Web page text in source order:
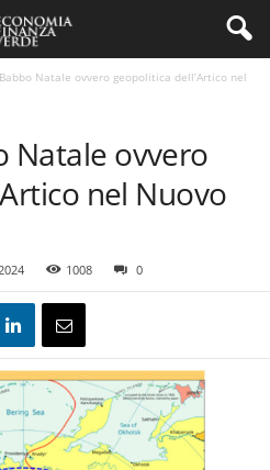
Natale ovvero geopolitica dell’Artico nel
Natale ovvero
nel Nuovo
1008 0